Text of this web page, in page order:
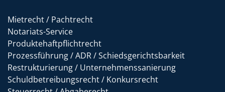
Mietrecht / Pachtrecht
Notariats-Service
Produktehaftpflichtrecht
Prozessführung / ADR / Schiedsgerichtsbarkeit
Restrukturierung / Unternehmenssanierung
Schuldbetreibungsrecht / Konkursrecht